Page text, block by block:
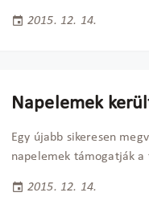
2015. 12. 14.
Napelemek
Egy újabb sikeresen
napelemek támogatják
2015. 12. 14.